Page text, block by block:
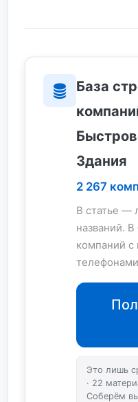
База
Здания
2 267
В статье —
названий.
компаний
Это лишь
· 22
Соберём